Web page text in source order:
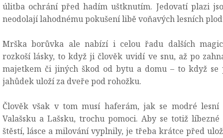
úlitba ochrání před hadím uštknutím. Jedovatí plazi
neodolají lahodnému pokušení libě voňavých lesních
Mrška borůvka ale nabízí i celou řadu dalších
rozkoší lásky, to když ji člověk uvidí ve snu, až po
majetkem či jiných škod od bytu a domu – to když se
jahůdek uloží za dveře pod rohožku.
Člověk však v tom musí haferám, jak se modré lesní
Valašsku a Lašsku, trochu pomoci. Aby se totiž
štěstí, lásce a milování vyplnily, je třeba krátce před